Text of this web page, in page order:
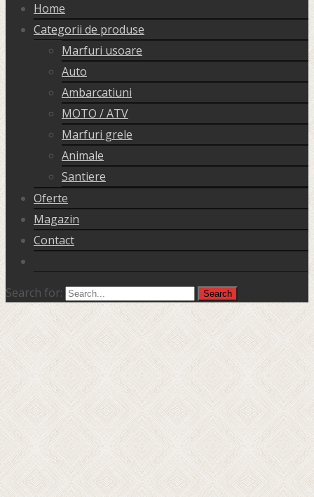
Home
Categorii de produse
Marfuri usoare
Auto
Ambarcatiuni
MOTO / ATV
Marfuri grele
Animale
Santiere
Oferte
Magazin
Contact
Search for: